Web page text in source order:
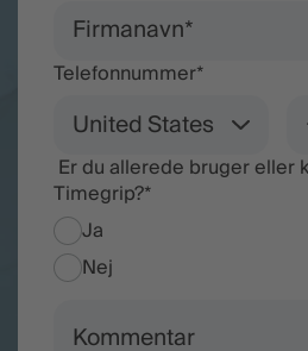
Telefonnummer*
Er du allerede bruger eller
Timegrip?*
Ja
Nej